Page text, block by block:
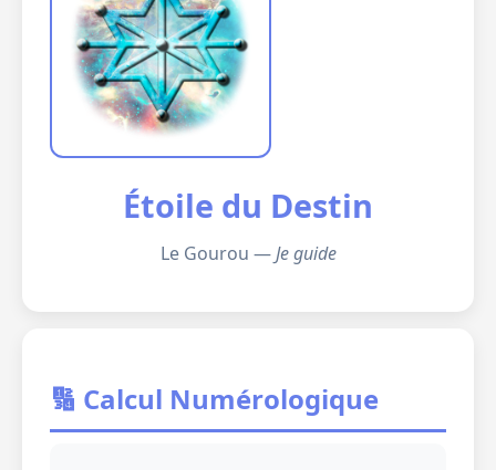
Étoile du Destin
Le Gourou —Je guide
🔢 Calcul Numérologique